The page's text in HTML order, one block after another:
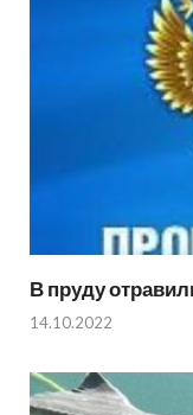
В пруду
14.10.2022